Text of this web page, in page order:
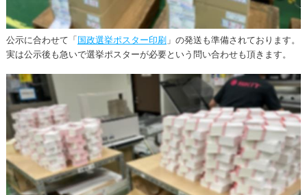
公示に合わせて「国政選挙ポスター印刷」の発送も準備されております。
実は公示後も急いで選挙ポスターが必要という問い合わせも頂きます。